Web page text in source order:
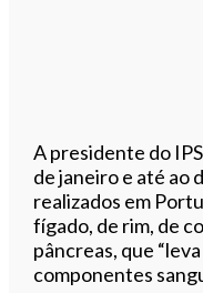
A presidente do
de janeiro e até ao
realizados em
fígado, de rim, de
pâncreas, que
componentes